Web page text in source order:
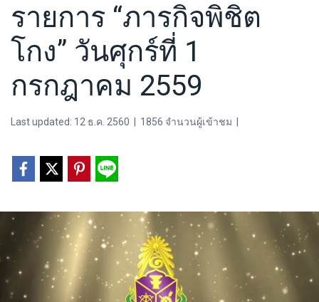
รายการ “ภารกิจพิชิต
โกง” วันศุกร์ที่ 1
กรกฎาคม 2559
Last updated: 12 ธ.ค. 2560 1856 จำนวนผู้เข้าชม